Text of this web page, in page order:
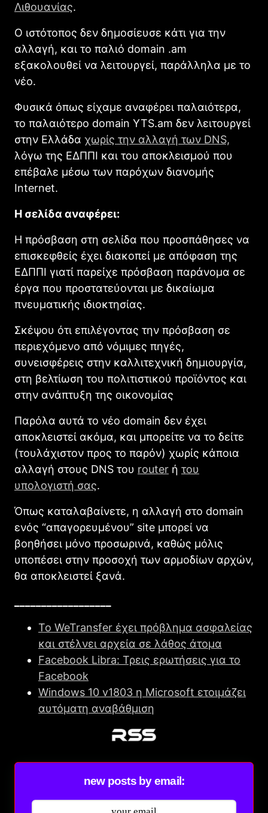
Λιθουανίας.
Ο ιστότοπος δεν δημοσίευσε κάτι για την
αλλαγή, και το παλιό domain .am
εξακολουθεί να λειτουργεί, παράλληλα με το
νέο.
Φυσικά όπως είχαμε αναφέρει παλαιότερα,
το παλαιότερο domain YTS.am δεν λειτουργεί
στην Ελλάδα χωρίς την αλλαγή των DNS,
λόγω της ΕΔΠΠΙ και του αποκλεισμού που
επέβαλε μέσω των παρόχων διανομής
Internet.
Η σελίδα αναφέρει:
Η πρόσβαση στη σελίδα που προσπάθησες να
επισκεφθείς έχει διακοπεί με απόφαση της
ΕΔΠΠΙ γιατί παρείχε πρόσβαση παράνομα σε
έργα που προστατεύονται με δικαίωμα
πνευματικής ιδιοκτησίας.
Σκέψου ότι επιλέγοντας την πρόσβαση σε
περιεχόμενο από νόμιμες πηγές,
συνεισφέρεις στην καλλιτεχνική δημιουργία,
στη βελτίωση του πολιτιστικού προϊόντος και
στην ανάπτυξη της οικονομίας
Παρόλα αυτά το νέο domain δεν έχει
αποκλειστεί ακόμα, και μπορείτε να το δείτε
(τουλάχιστον προς το παρόν) χωρίς κάποια
αλλαγή στους DNS του router ή του
υπολογιστή σας.
Όπως καταλαβαίνετε, η αλλαγή στο domain
ενός “απαγορευμένου” site μπορεί να
βοηθήσει μόνο προσωρινά, καθώς μόλις
υποπέσει στην προσοχή των αρμοδίων αρχών,
θα αποκλειστεί ξανά.
Το WeTransfer έχει πρόβλημα ασφαλείας
και στέλνει αρχεία σε λάθος άτομα
Facebook Libra: Τρεις ερωτήσεις για το
Facebook
Windows 10 v1803 η Microsoft ετοιμάζει
αυτόματη αναβάθμιση
new posts by email: